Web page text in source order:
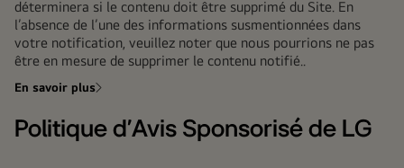
déterminera si le contenu doit être supprimé du Site. En
l’absence de l’une des informations susmentionnées dans
votre notification, veuillez noter que nous pourrions ne pas
être en mesure de supprimer le contenu notifié..
En savoir plus
Politique d’Avis Sponsorisé de LG